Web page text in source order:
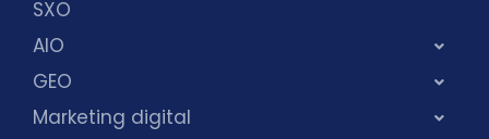
SXO
AIO
GEO
Marketing digital